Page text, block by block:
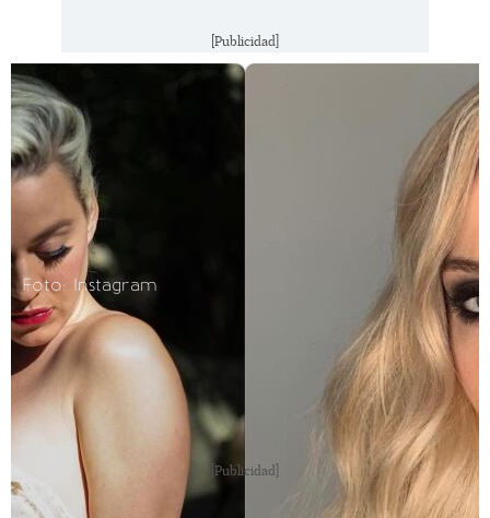
[Publicidad]
Foto: Instagram
[Publicidad]